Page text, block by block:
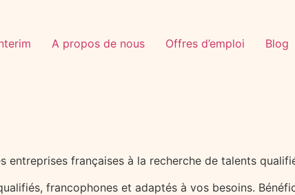
A propos de nous Offres d’emploi Blog
françaises à la recherche de talents
francophones et adaptés à vos besoins.